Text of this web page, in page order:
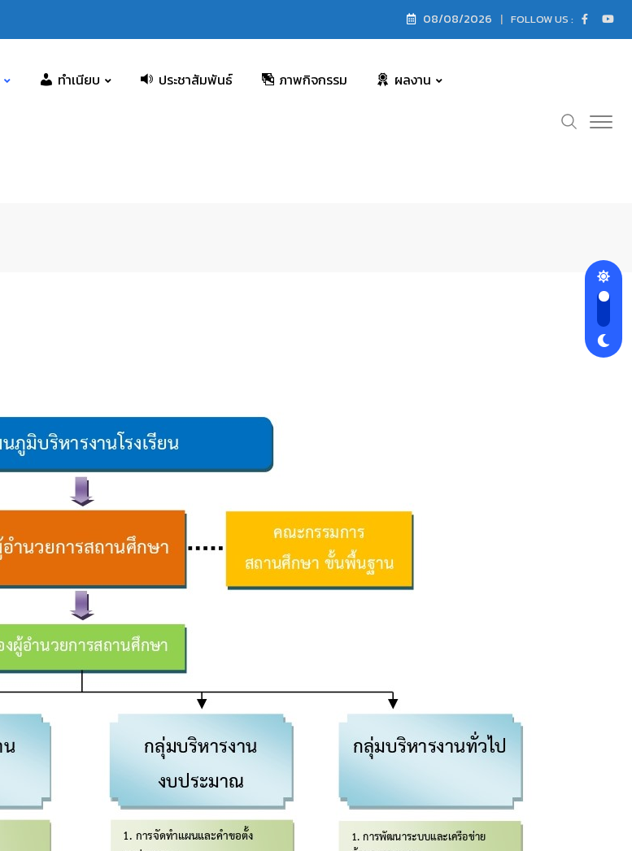
08/08/2026 FOLLOW US :
ทำเนียบ ประชาสัมพันธ์ ภาพกิจกรรม ผลงาน